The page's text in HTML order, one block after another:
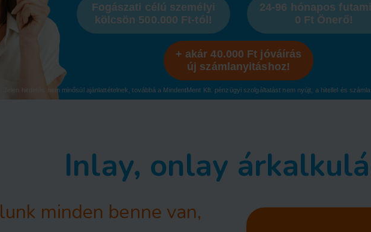
Fogászati célú személyi
kölcsön 500.000 Ft-tól!
24-96 hónapos
0 Ft Önerő!
+ akár 40.000 Ft jóváírás
új számlanyitáshoz!
Jelen hirdetés nem minősül ajánlattételnek, továbbá a MindentMent Kft. pénzügyi szolgáltatást nem nyújt, a hitellel és
Inlay, onlay
minden benne van,